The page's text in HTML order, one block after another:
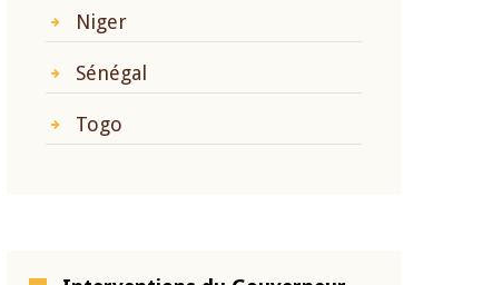
Niger
Sénégal
Togo